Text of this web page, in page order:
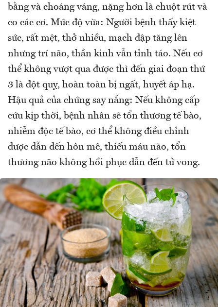
bằng và choáng váng, nặng hơn là chuột rút và
co các cơ. Mức độ vừa: Người bệnh thấy kiệt
sức, rất mệt, thở nhiều, mạch đập tăng lên
nhưng trí não, thần kinh vẫn tỉnh táo. Nếu cơ
thể không vượt qua được thì đến giai đoạn thứ
3 là đột quỵ, hoàn toàn bị ngất, huyết áp hạ.
Hậu quả của chứng say nắng: Nếu không cấp
cứu kịp thời, bệnh nhân sẽ tổn thương tế bào,
nhiễm độc tế bào, cơ thể không điều chỉnh
được dẫn đến hôn mê, thiếu máu não, tổn
thương não không hồi phục dẫn đến tử vong.